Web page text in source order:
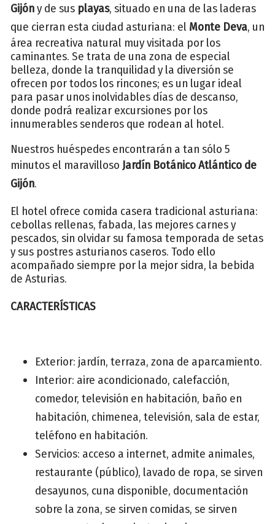
Gijóny de sus playas, situado en una de las laderas
que cierran esta ciudad asturiana: el Monte Deva, un
área recreativa natural muy visitada por los
caminantes. Se trata de una zona de especial
belleza, donde la tranquilidad y la diversión se
ofrecen por todos los rincones; es un lugar ideal
para pasar unos inolvidables días de descanso,
donde podrá realizar excursiones por los
innumerables senderos que rodean al hotel.
Nuestros huéspedes encontrarán a tan sólo 5
minutos el maravilloso Jardín Botánico Atlántico de
Gijón.
El hotel ofrece comida casera tradicional asturiana:
cebollas rellenas, fabada, las mejores carnes y
pescados, sin olvidar su famosa temporada de setas
y sus postres asturianos caseros. Todo ello
acompañado siempre por la mejor sidra, la bebida
de Asturias.
CARACTERÍSTICAS
Exterior: jardín, terraza, zona de aparcamiento.
Interior: aire acondicionado, calefacción,
comedor, televisión en habitación, baño en
habitación, chimenea, televisión, sala de estar,
teléfono en habitación.
Servicios: acceso a internet, admite animales,
restaurante (público), lavado de ropa, se sirven
desayunos, cuna disponible, documentación
sobre la zona, se sirven comidas, se sirven